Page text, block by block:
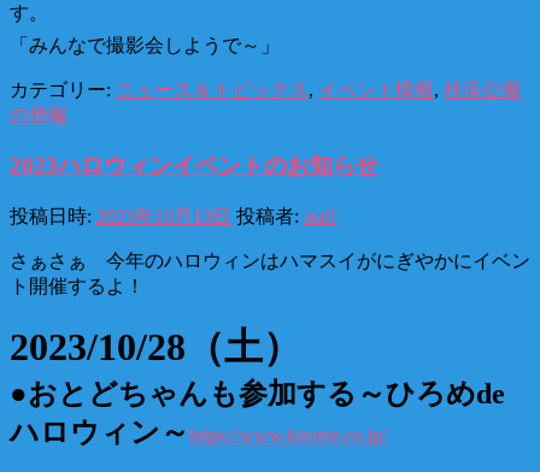
す。
「みんなで撮影会しようで～」
カテゴリー: ニュース＆トピックス, イベント情報, 桂浜公園
の情報
2023ハロウィンイベントのお知らせ
投稿日時: 2023年10月13日 投稿者: staff
さぁさぁ 今年のハロウィンはハマスイがにぎやかにイベン
ト開催するよ！
2023/10/28（土）
●おとどちゃんも参加する～ひろめde
ハロウィン～ https://www.hirome.co.jp/